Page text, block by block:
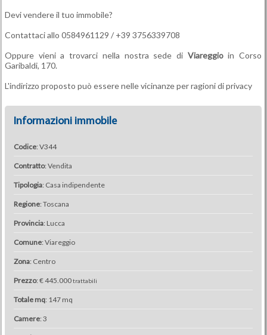
Devi vendere il tuo immobile?
Contattaci allo 0584961129 / +39 3756339708
Oppure vieni a trovarci nella nostra sede di Viareggioin Corso
Garibaldi, 170.
L'indirizzo proposto può essere nelle vicinanze per ragioni di privacy
Informazioni immobile
Codice: V344
Contratto: Vendita
Tipologia: Casa indipendente
Regione: Toscana
Provincia: Lucca
Comune: Viareggio
Zona: Centro
Prezzo: € 445.000trattabili
Totale mq: 147 mq
Camere: 3